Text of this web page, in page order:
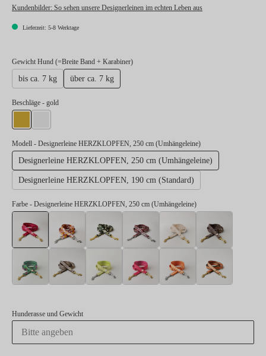
Kundenbilder: So sehen unsere Designerleinen im echten Leben aus
Lieferzeit: 5-8 Werktage
Gewicht Hund (=Breite Band + Karabiner)auswählen
bis ca. 7 kg über ca. 7 kg
Beschlägeauswählen
- gold
Modell - Designerleine HERZKLOPFEN, 250 cm (Umhängeleine)
Designerleine HERZKLOPFEN, 250 cm (Umhängeleine)
Designerleine HERZKLOPFEN, 190 cm (Standard)
Farbe - Designerleine HERZKLOPFEN, 250 cm (Umhängeleine)
Hunderasse und Gewicht